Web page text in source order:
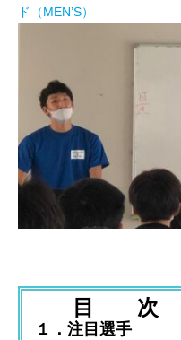
ド（MEN’S）
目 次
１．注目選手